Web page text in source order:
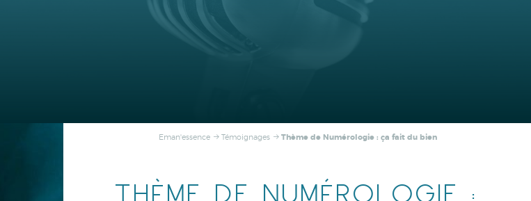
Eman'essence Témoignages Thème de Numérologie : ça fait du bien
THÈME DE NUMÉROLOGIE :